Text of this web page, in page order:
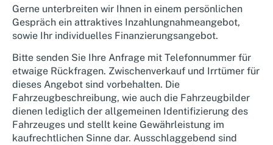
Gerne unterbreiten wir Ihnen in einem persönlichen
Gespräch ein attraktives Inzahlungnahmeangebot,
sowie Ihr individuelles Finanzierungsangebot.
Bitte senden Sie Ihre Anfrage mit Telefonnummer für
etwaige Rückfragen. Zwischenverkauf und Irrtümer für
dieses Angebot sind vorbehalten. Die
Fahrzeugbeschreibung, wie auch die Fahrzeugbilder
dienen lediglich der allgemeinen Identifizierung des
Fahrzeuges und stellt keine Gewährleistung im
kaufrechtlichen Sinne dar. Ausschlaggebend sind